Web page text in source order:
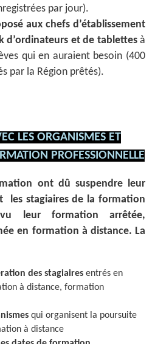
par jour).
aux chefs d’établissement
d’ordinateurs et de tablettesà
qui en auraient besoin (400
par la Région prêtés).
LES ORGANISMES ET
PROFESSIONNELLE
ont dû suspendre leur
les stagiaires de la formation
leur formation arrêtée,
en formation à distance. La
des stagiaires entrés en
à distance, formation
qui organisent la poursuite
à distance